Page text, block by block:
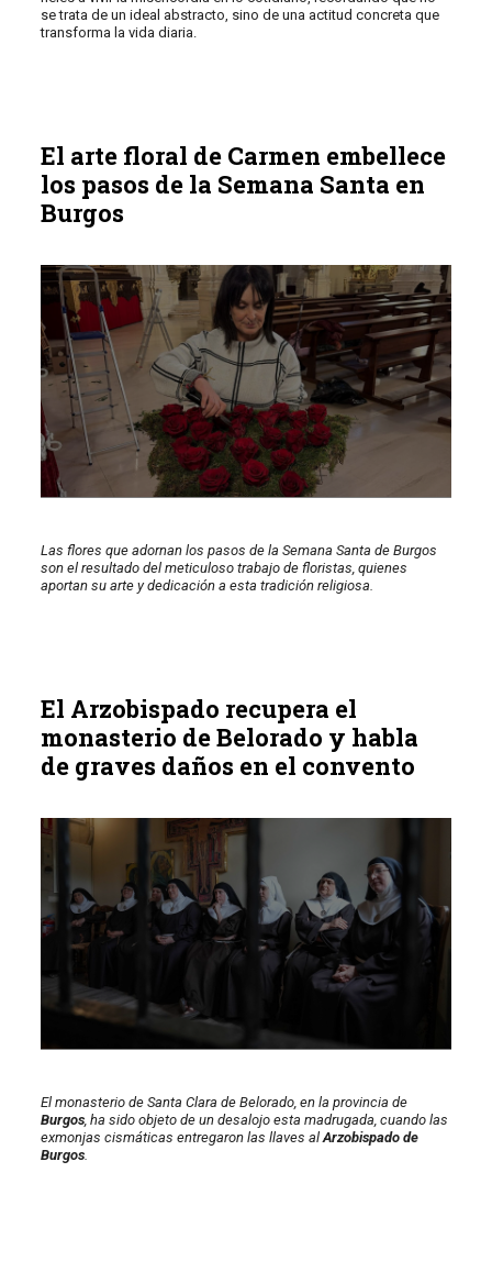
se trata de un ideal abstracto, sino de una actitud concreta que
transforma la vida diaria.
El arte floral de Carmen embellece
los pasos de la Semana Santa en
Burgos
Las flores que adornan los pasos de la Semana Santa de Burgos
son el resultado del meticuloso trabajo de floristas, quienes
aportan su arte y dedicación a esta tradición religiosa.
El Arzobispado recupera el
monasterio de Belorado y habla
de graves daños en el convento
El monasterio de Santa Clara de Belorado, en la provincia de
Burgos, ha sido objeto de un desalojo esta madrugada, cuando las
exmonjas cismáticas entregaron las llaves alArzobispado de
Burgos.